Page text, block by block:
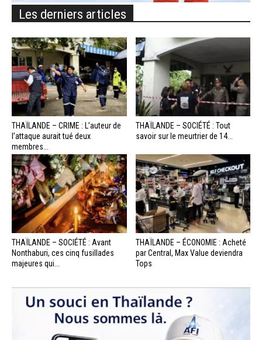
Les derniers articles
THAÏLANDE – CRIME : L’auteur de
l’attaque aurait tué deux
membres...
THAÏLANDE – SOCIÉTÉ : Tout
savoir sur le meurtrier de 14...
THAÏLANDE – SOCIÉTÉ : Avant
Nonthaburi, ces cinq fusillades
majeures qui...
THAÏLANDE – ÉCONOMIE : Acheté
par Central, Max Value deviendra
Tops